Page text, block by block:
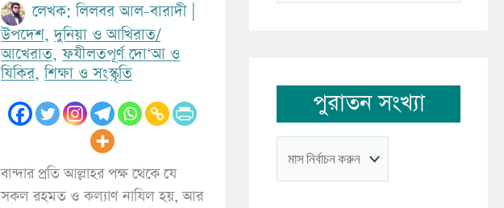
লেখক: লিলবর আল-বারাদী
উপদেশ,দুনিয়া ও আখিরাত/
আখেরাত,ফযীলতপূর্ণ দো‘আ ও
যিকির,শিক্ষা ও সংস্কৃতি
বান্দার প্রতি আল্লাহর পক্ষ থেকে যে
সকল রহমত ও কল্যাণ নাযিল হয়, আর
পুরাতন সংখ্যা